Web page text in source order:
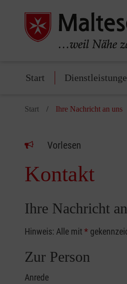
Start
Start Ihre Nachricht an uns
Vorlesen
Kontakt
Ihre Nachricht
Hinweis: Alle mit*
Zur Person
Anrede